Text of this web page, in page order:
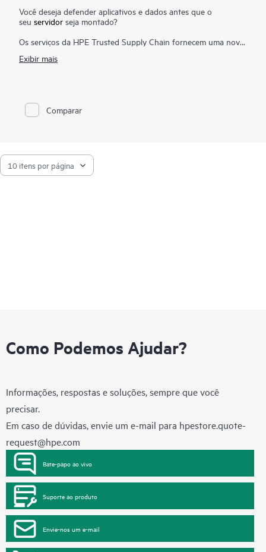
Você deseja defender aplicativos e dados antes que o
seu servidor seja montado?
Os serviços da HPE Trusted Supply Chain fornecem uma nova
servidores selecionados, desenvolvidos de acordo com os mais
corporativa, processos e pessoas para fornecer proteção para
os seus aplicativos e dados mais sensíveis mesmo antes da
Exibir mais
Comparar
Como Podemos Ajudar?
Informações, respostas e soluções, sempre que você
precisar.
Em caso de dúvidas, envie um e-mail para hpestore.quote-
request@hpe.com
Bate-papo ao vivo
Suporte ao produto
Envie-nos um e-mail